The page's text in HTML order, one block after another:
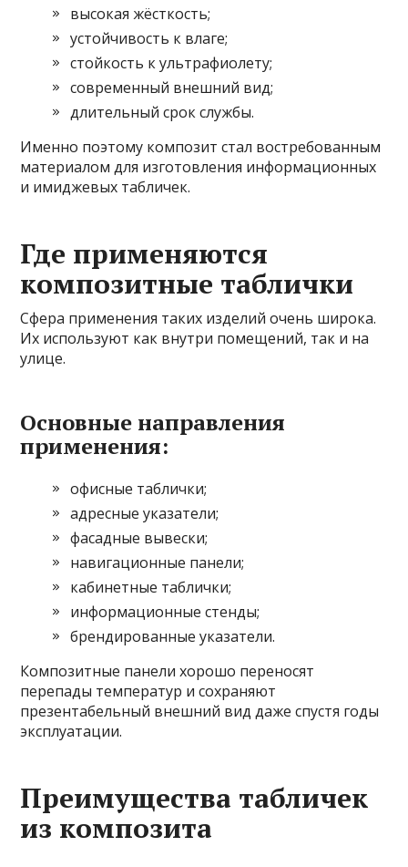
высокая жёсткость;
устойчивость к влаге;
стойкость к ультрафиолету;
современный внешний вид;
длительный срок службы.
Именно поэтому композит стал востребованным
материалом для изготовления информационных
и имиджевых табличек.
Где применяются
композитные таблички
Сфера применения таких изделий очень широка.
Их используют как внутри помещений, так и на
улице.
Основные направления
применения:
офисные таблички;
адресные указатели;
фасадные вывески;
навигационные панели;
кабинетные таблички;
информационные стенды;
брендированные указатели.
Композитные панели хорошо переносят
перепады температур и сохраняют
презентабельный внешний вид даже спустя годы
эксплуатации.
Преимущества табличек
из композита